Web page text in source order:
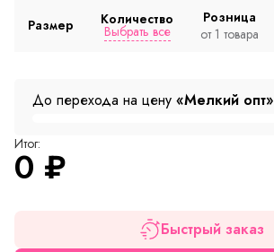
Размер Количество
Выбрать все
Розница
от 1 товара
До перехода на цену «Мелкий опт»
Итог:
0 ₽
Быстрый заказ